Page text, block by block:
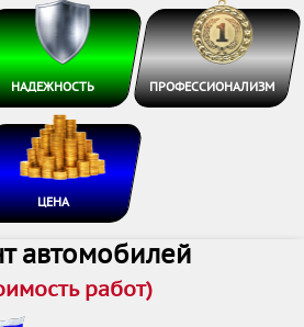
НАДЕЖНОСТЬ ПРОФЕССИОНАЛИЗМ
ЦЕНА
автомобилей
работ)